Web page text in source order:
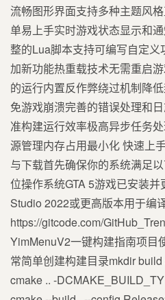
流畅图形界面支持多种主题风
单易上手实时游戏状态显示和
整的Lua脚本支持可编写自定
加新功能热重载技术无需重启
的运行内置反作弊绕过机制降
免游戏崩溃完善的错误处理和
准构建运行效率极高异步任务
源管理内存占用最小化 快速上
与下载首先确保你的系统满足
位操作系统GTA 5游戏已安装
Studio 2022或更高版本用于编
https://gitcode.com/
YimMenuV2一键构建指南项目
常简单创建构建目录mkdir
cmake .. -